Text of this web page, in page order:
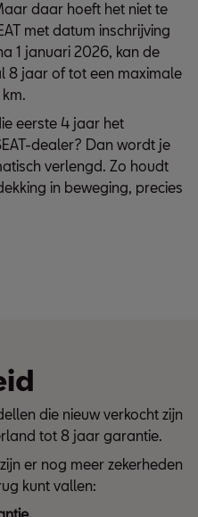
daar hoeft het niet te
met datum inschrijving
1 januari 2026, kan de
8 jaar of tot een maximale
eerste 4 jaar het
dealer? Dan wordt je
verlengd. Zo houdt
in beweging, precies
die nieuw verkocht zijn
tot 8 jaar garantie.
er nog meer zekerheden
kunt vallen: